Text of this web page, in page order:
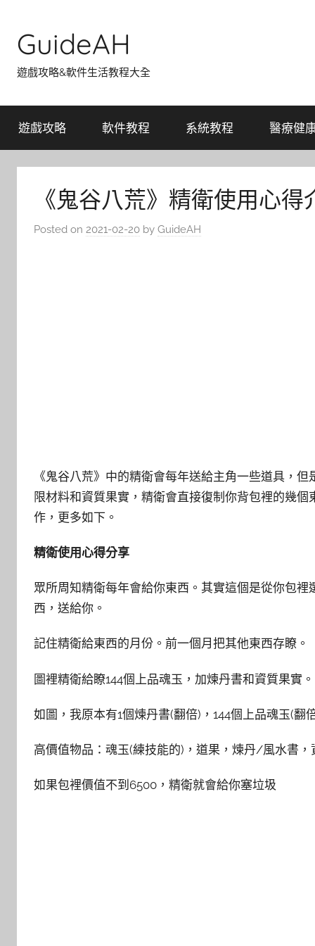
content
GuideAH
遊戲攻略&軟件生活教程大全
遊戲攻略 軟件教程 系統教程 醫療健
《鬼谷八荒》精衛使用心
Posted on 2021-02-20 by GuideAH
《鬼谷八荒》中的精衛會每年送給主角一些道具，
限材料和資質果實，精衛會直接復制你背包裡的幾
作，更多如下。
精衛使用心得分享
眾所周知精衛每年會給你東西。其實這個是從你包
西，送給你。
記住精衛給東西的月份。前一個月把其他東西存瞭。
圖裡精衛給瞭144個上品魂玉，加煉丹書和資質果實。
如圖，我原本有1個煉丹書(翻倍)，144個上品魂玉(
高價值物品：魂玉(練技能的)，道果，煉丹/風水書
如果包裡價值不到6500，精衛就會給你塞垃圾